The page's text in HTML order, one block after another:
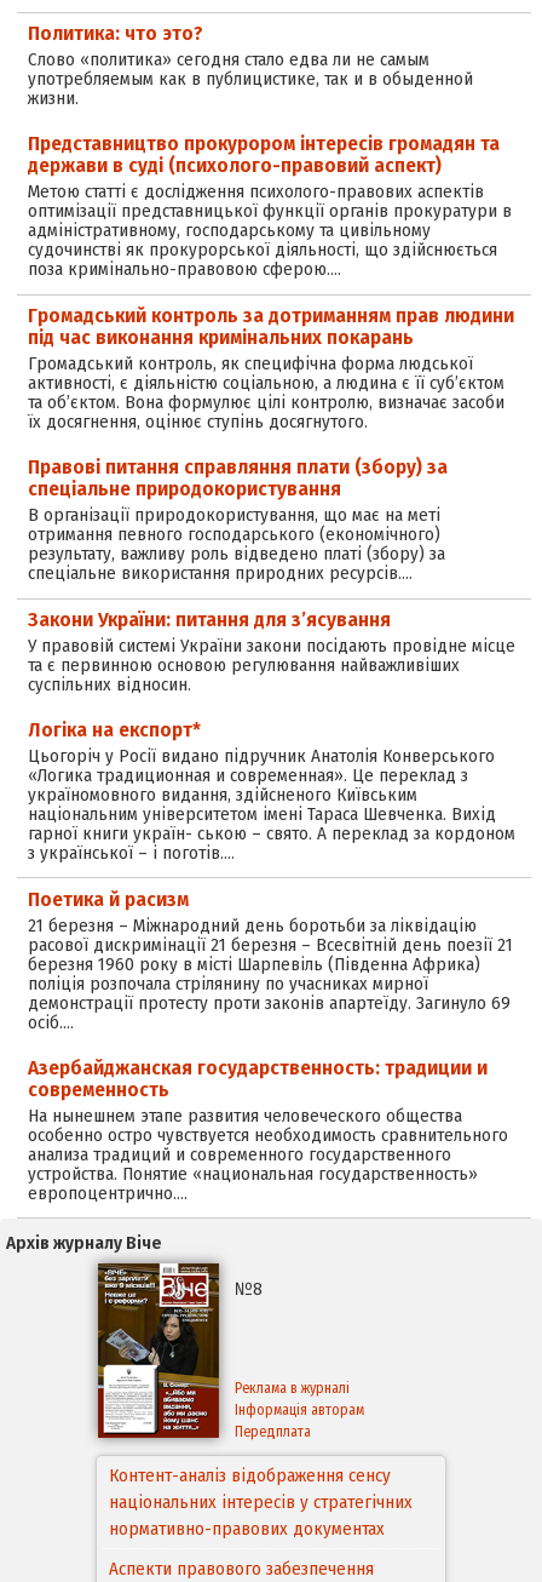
Политика: что это?
Слово «политика» сегодня стало едва ли не самым
употребляемым как в публицистике, так и в обыденной
жизни.
Представництво прокурором інтересів громадян та
держави в суді (психолого-правовий аспект)
Метою статті є дослідження психолого-правових аспектів
оптимізації представницької функції органів прокуратури в
адміністративному, господарському та цивільному
судочинстві як прокурорської діяльності, що здійснюється
поза кримінально-правовою сферою.…
Громадський контроль за дотриманням прав людини
під час виконання кримінальних покарань
Громадський контроль, як специфічна форма людської
активності, є діяльністю соціальною, а людина є її суб’єктом
та об’єктом. Вона формулює цілі контролю, визначає засоби
їх досягнення, оцінює ступінь досягнутого.
Правові питання справляння плати (збору) за
спеціальне природокористування
В організації природокористування, що має на меті
отримання певного господарського (економічного)
результату, важливу роль відведено платі (збору) за
спеціальне використання природних ресурсів.…
Закони України: питання для з’ясування
У правовій системі України закони посідають провідне місце
та є первинною основою регулювання найважливіших
суспільних відносин.
Логіка на експорт*
Цьогоріч у Росії видано підручник Анатолія Конверського
«Логика традиционная и современная». Це переклад з
україномовного видання, здійсненого Київським
національним університетом імені Тараса Шевченка. Вихід
гарної книги україн- ською – свято. А переклад за кордоном
з української – і поготів.…
Поетика й расизм
21 березня – Міжнародний день боротьби за ліквідацію
расової дискримінації 21 березня – Всесвітній день поезії 21
березня 1960 року в місті Шарпевіль (Південна Африка)
поліція розпочала стрілянину по учасниках мирної
демонстрації протесту проти законів апартеїду. Загинуло 69
осіб.…
Азербайджанская государственность: традиции и
современность
На нынешнем этапе развития человеческого общества
особенно остро чувствуется необходимость сравнительного
анализа традиций и современного государственного
устройства. Понятие «национальная государственность»
европоцентрично.…
Архів журналу Віче
№8
Реклама в журналі
Інформація авторам
Передплата
Контент-аналіз відображення сенсу
національних інтересів у стратегічних
нормативно-правових документах
Аспекти правового забезпечення